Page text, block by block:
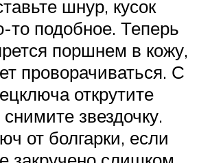
шнур, кусок
то подобное. Теперь
поршнем в кожу,
проворачиваться. С
открутите
звездочку.
от болгарки, если